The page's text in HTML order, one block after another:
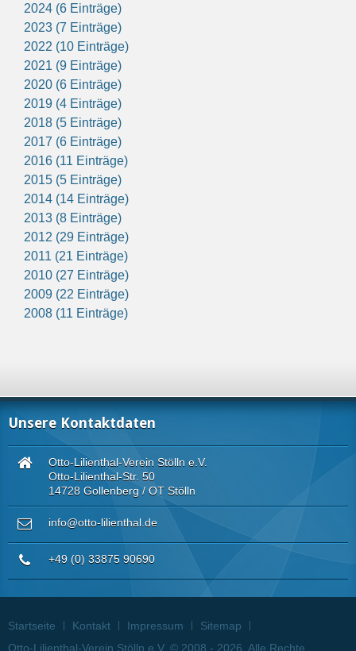
2024 (6 Einträge)
2023 (7 Einträge)
2022 (10 Einträge)
2021 (9 Einträge)
2020 (6 Einträge)
2019 (4 Einträge)
2018 (5 Einträge)
2017 (6 Einträge)
2016 (11 Einträge)
2015 (5 Einträge)
2014 (14 Einträge)
2013 (8 Einträge)
2012 (29 Einträge)
2011 (21 Einträge)
2010 (27 Einträge)
2009 (22 Einträge)
2008 (11 Einträge)
Unsere Kontaktdaten
Otto-Lilienthal-Verein Stölln e.V.
Otto-Lilienthal-Str. 50
14728 Gollenberg / OT Stölln
info@otto-lilienthal.de
+49 (0) 33875 90690
Startseite Kontakt Impressum
Sitemap
Otto-Lilienthal-Verein Stölln e.V. © 2008 - 2026. Alle Rechte